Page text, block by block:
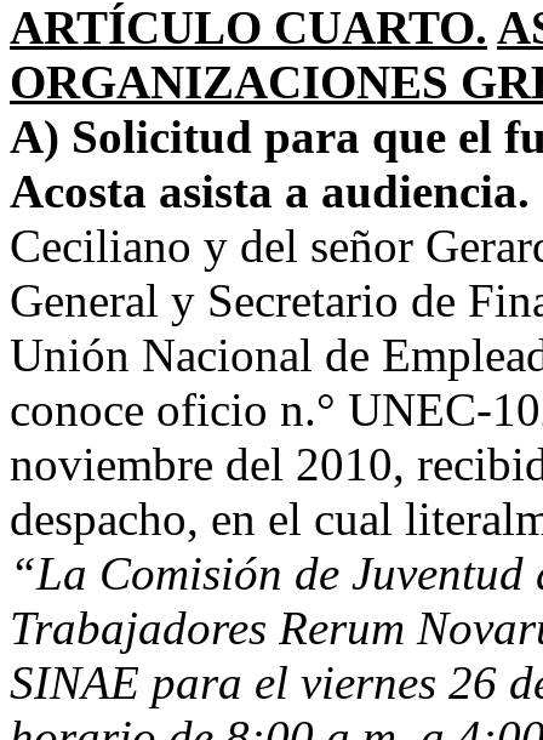
ARTÍCULO CUARTO.
ORGANIZACIONES
A) Solicitud para que el
Acosta asista a audiencia.
Ceciliano y del señor
General y Secretario de
Unión Nacional de
conoce oficio n.° UNEC-
noviembre del 2010,
despacho, en el cual
“La Comisión de
Trabajadores Rerum
SINAE para el viernes 26